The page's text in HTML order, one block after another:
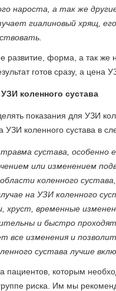
нароста, а так же
гиалиновый хрящ,
развитие, форма, а так же
готов сразу, а цена
коленного сустава
показания для УЗИ
УЗИ коленного сустава в
сустава, особенно
или изменением
коленного
на УЗИ коленного
хруст, временные
и быстро
все изменения и
сустава лучше
пациентов, которым
риска. Им мы